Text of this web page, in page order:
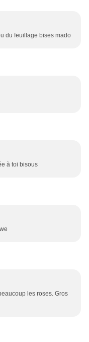
du feuillage bises mado
à toi bisous
les roses. Gros